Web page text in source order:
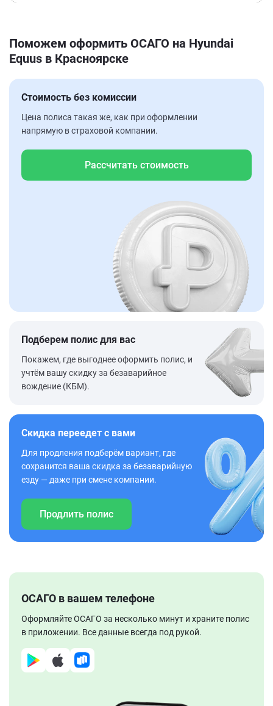
Поможем оформить ОСАГО на Hyundai
Equus в Красноярске
Стоимость без комиссии
Цена полиса такая же, как при оформлении
напрямую в страховой компании.
Рассчитать стоимость
Подберем полис для вас
Покажем, где выгоднее оформить полис, и
учтём вашу скидку за безаварийное
вождение (КБМ).
Скидка переедет с вами
Для продления подберём вариант, где
сохранится ваша скидка за безаварийную
езду — даже при смене компании.
Продлить полис
ОСАГО в вашем телефоне
Оформляйте ОСАГО за несколько минут и храните полис
в приложении. Все данные всегда под рукой.